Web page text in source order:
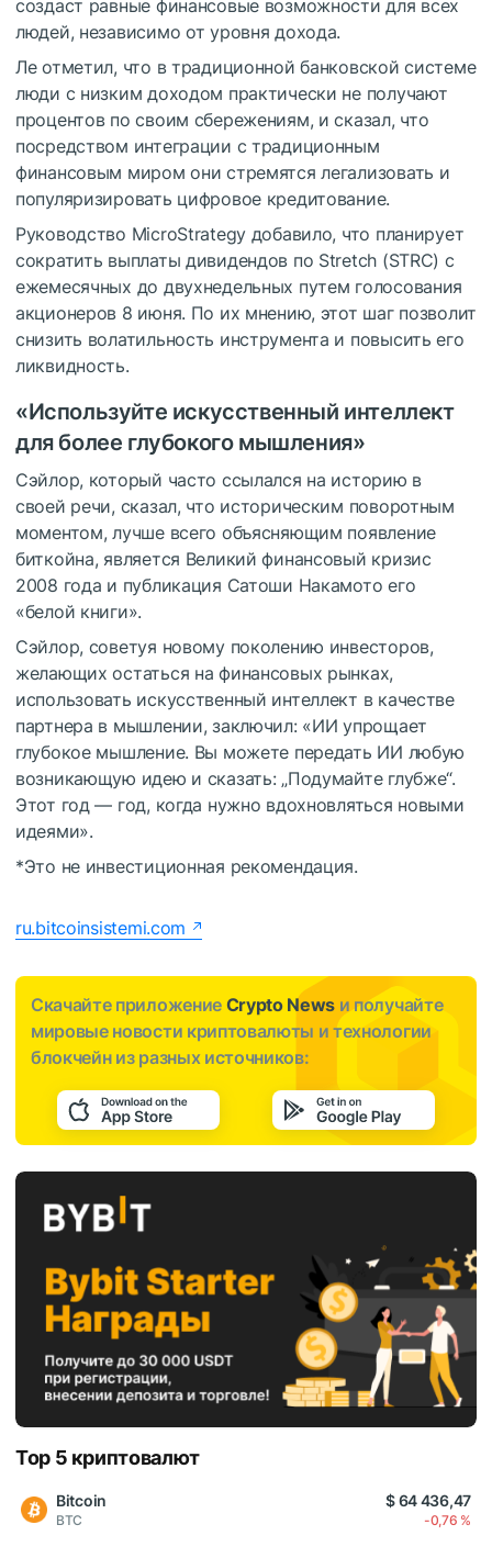
создаст равные финансовые возможности для всех
людей, независимо от уровня дохода.
Ле отметил, что в традиционной банковской системе
люди с низким доходом практически не получают
процентов по своим сбережениям, и сказал, что
посредством интеграции с традиционным
финансовым миром они стремятся легализовать и
популяризировать цифровое кредитование.
Руководство MicroStrategy добавило, что планирует
сократить выплаты дивидендов по Stretch (STRC) с
ежемесячных до двухнедельных путем голосования
акционеров 8 июня. По их мнению, этот шаг позволит
снизить волатильность инструмента и повысить его
ликвидность.
«Используйте искусственный интеллект
для более глубокого мышления»
Сэйлор, который часто ссылался на историю в
своей речи, сказал, что историческим поворотным
моментом, лучше всего объясняющим появление
биткойна, является Великий финансовый кризис
2008 года и публикация Сатоши Накамото его
«белой книги».
Сэйлор, советуя новому поколению инвесторов,
желающих остаться на финансовых рынках,
использовать искусственный интеллект в качестве
партнера в мышлении, заключил: «ИИ упрощает
глубокое мышление. Вы можете передать ИИ любую
возникающую идею и сказать: „Подумайте глубже“.
Этот год — год, когда нужно вдохновляться новыми
идеями».
*Это не инвестиционная рекомендация.
ru.bitcoinsistemi.com
Скачайте приложение Crypto News и получайте
мировые новости криптовалюты и технологии
блокчейн из разных источников:
Top 5 криптовалют
Bitcoin
BTC
$ 64 436,47
-0,76 %